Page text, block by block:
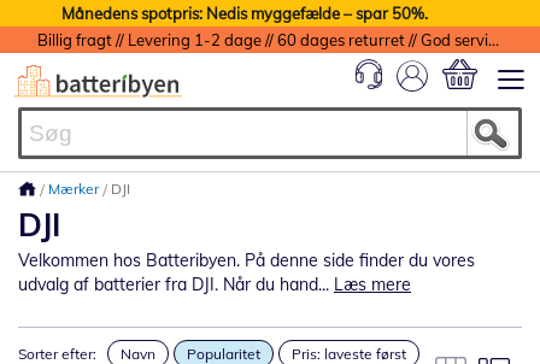
Månedens spotpris: Nedis myggefælde – spar 50%.
Billig fragt // Levering 1-2 dage // 60 dages returret // God service med garanti
Mærker DJI
DJI
Velkommen hos Batteribyen. På denne side finder du vores
udvalg af batterier fra DJI. Når du hand... Læs mere
Sorter efter: Navn Popularitet
Pris: laveste først